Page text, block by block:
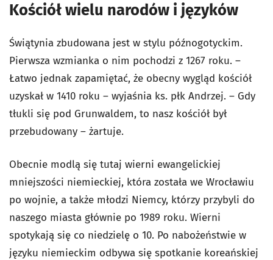
Kościół wielu narodów i języków
Świątynia zbudowana jest w stylu późnogotyckim.
Pierwsza wzmianka o nim pochodzi z 1267 roku. –
Łatwo jednak zapamiętać, że obecny wygląd kościół
uzyskał w 1410 roku – wyjaśnia ks. płk Andrzej. – Gdy
tłukli się pod Grunwaldem, to nasz kościół był
przebudowany – żartuje.
Obecnie modlą się tutaj wierni ewangelickiej
mniejszości niemieckiej, która została we Wrocławiu
po wojnie, a także młodzi Niemcy, którzy przybyli do
naszego miasta głównie po 1989 roku. Wierni
spotykają się co niedzielę o 10. Po nabożeństwie w
języku niemieckim odbywa się spotkanie koreańskiej